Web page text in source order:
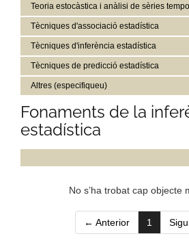
Teoria estocàstica i anàlisi de sèries
Tècniques d'associació estadística
Tècniques d'inferència estadística
Tècniques de predicció estadística
Altres (especifiqueu)
Fonaments de la
estadística
No s’ha trobat cap objecte
← Anterior 1 (current)